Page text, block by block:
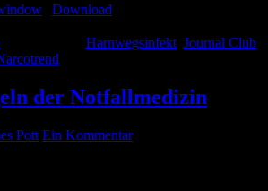
Download
Harnwegsinfekt Journal Club
der Notfallmedizin
Pott Ein Kommentar